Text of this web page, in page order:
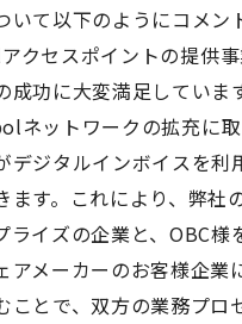
いて以下のようにコメン
クセスポイントの提供
成功に大変満足していま
ネットワークの拡充に
デジタルインボイスを利
ます。これにより、弊社
ライズの企業と、OBC様
アメーカーのお客様企
ことで、双方の業務プロ